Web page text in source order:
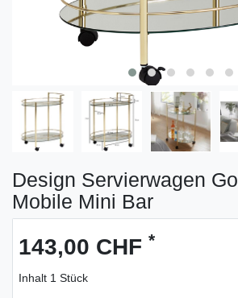
Design Servierwagen
Mobile Mini Bar
143,00 CHF *
Inhalt 1 Stück